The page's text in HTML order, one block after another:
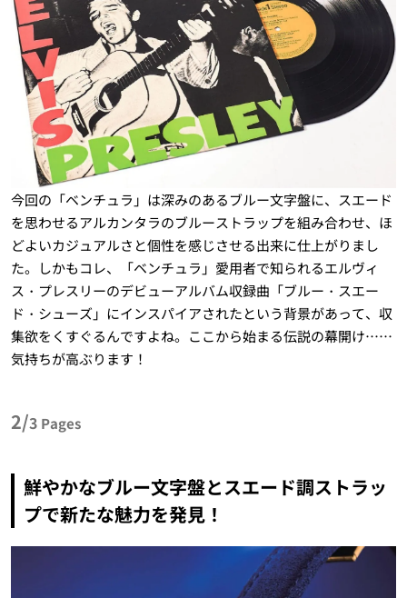
今回の「ベンチュラ」は深みのあるブルー文字盤に、スエード
を思わせるアルカンタラのブルーストラップを組み合わせ、ほ
どよいカジュアルさと個性を感じさせる出来に仕上がりまし
た。しかもコレ、「ベンチュラ」愛用者で知られるエルヴィ
ス・プレスリーのデビューアルバム収録曲「ブルー・スエー
ド・シューズ」にインスパイアされたという背景があって、収
集欲をくすぐるんですよね。ここから始まる伝説の幕開け……
気持ちが高ぶります！
2/3 Pages
鮮やかなブルー文字盤とスエード調ストラッ
プで新たな魅力を発見！